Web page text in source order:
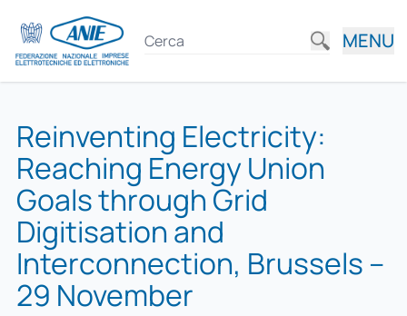
MENU
Reinventing Electricity:
Reaching Energy Union
Goals through Grid
Digitisation and
Interconnection, Brussels –
29 November